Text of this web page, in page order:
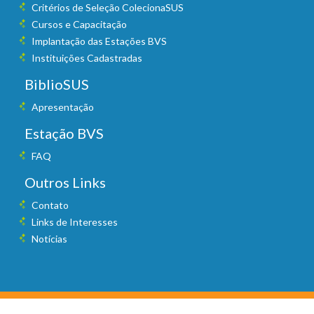
Critérios de Seleção ColecionaSUS
Cursos e Capacitação
Implantação das Estações BVS
Instituições Cadastradas
BiblioSUS
Apresentação
Estação BVS
FAQ
Outros Links
Contato
Links de Interesses
Notícias